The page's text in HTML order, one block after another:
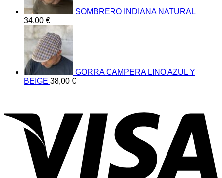
SOMBRERO INDIANA NATURAL
34,00 €
GORRA CAMPERA LINO AZUL Y
BEIGE 38,00 €